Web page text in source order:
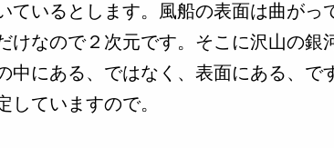
ているとします。風船の表面は曲がっ
けなので２次元です。そこに沢山の銀
中にある、ではなく、表面にある、で
していますので。